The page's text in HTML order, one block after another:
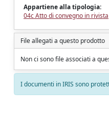
Appartiene alla tipologia:
04c Atto di convegno in rivista
File allegati a questo prodotto
Non ci sono file associati a
I documenti in IRIS sono